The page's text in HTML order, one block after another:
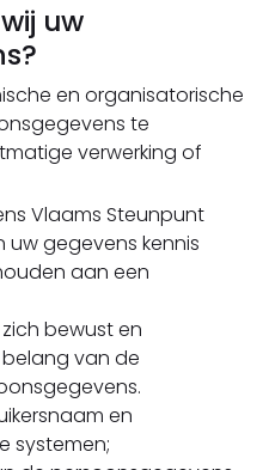
uw
en organisatorische
te
verwerking of
Vlaams Steunpunt
uw gegevens kennis
aan een
bewust en
van de
en
systemen;